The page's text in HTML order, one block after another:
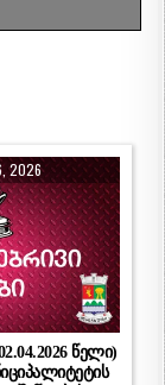
2026
წელი)